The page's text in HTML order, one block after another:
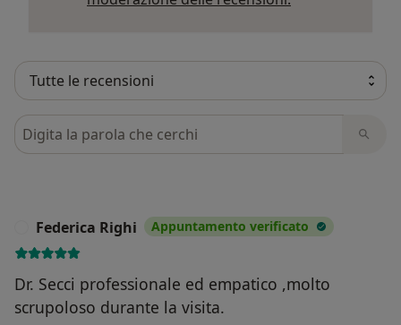
Cerca nelle recensioni
Federica Righi Appuntamento verificato
Dr. Secci professionale ed empatico ,molto
scrupoloso durante la visita.